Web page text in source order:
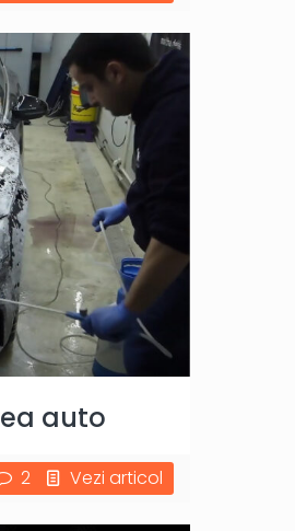
auto
2 Vezi articol